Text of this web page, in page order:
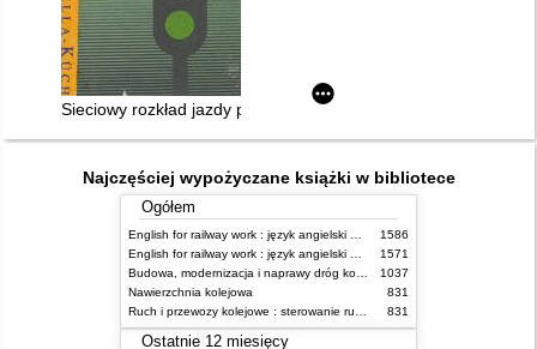
Sieciowy rozkład jazdy pociągów PKP ważny 27.V.1990 -
Najczęściej wypożyczane książki w bibliotece
Ogółem
English for railway work : język angielski dla kolejarzy - podręcznik dla początkujących
1586
English for railway work : język angielski dla kolejarzy - podręcznik dla zaawansowanych
1571
Budowa, modernizacja i naprawy dróg kolejowych
1037
Nawierzchnia kolejowa
831
Ruch i przewozy kolejowe : sterowanie ruchem
831
Ostatnie 12 miesięcy